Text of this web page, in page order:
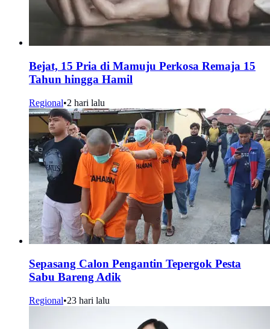
Bejat, 15 Pria di Mamuju Perkosa Remaja 15
Tahun hingga Hamil
Regional•2 hari lalu
Sepasang Calon Pengantin Tepergok Pesta
Sabu Bareng Adik
Regional•23 hari lalu